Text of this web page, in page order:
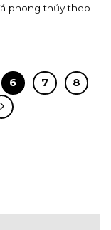
phong thủy theo
6 7
8